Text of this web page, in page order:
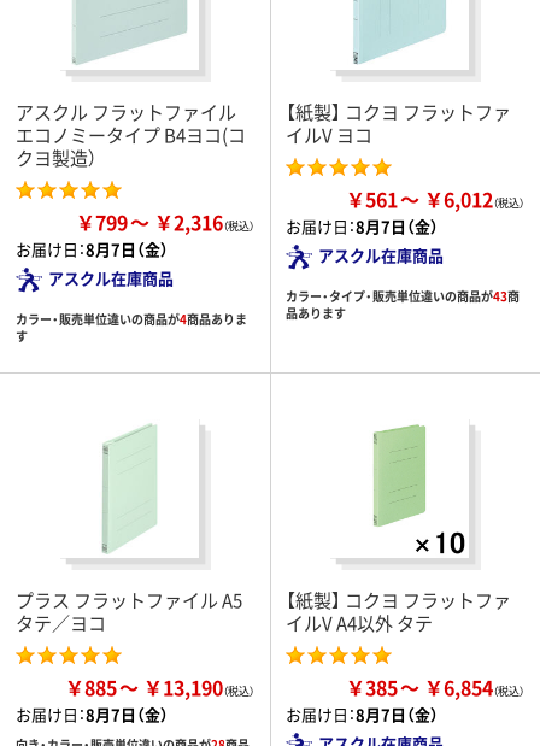
アスクル フラットファイル
エコノミータイプ B4ヨコ(コ
クヨ製造）
￥799 ￥2,316
お届け日：8月7日（金）
アスクル在庫商品
カラー・販売単位違いの商品が4商品ありま
す
【紙製】 コクヨ フラットファ
イルV ヨコ
￥561 ￥6,012
お届け日：8月7日（金）
アスクル在庫商品
カラー・タイプ・販売単位違いの商品が43商
品あります
プラス フラットファイル A5
タテ／ヨコ
￥885 ￥13,190
お届け日：8月7日（金）
【紙製】 コクヨ フラットファ
イルV A4以外 タテ
￥385 ￥6,854
お届け日：8月7日（金）